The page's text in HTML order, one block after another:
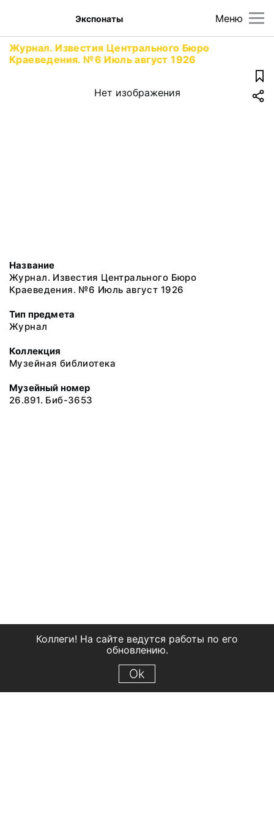
Меню
Экспонаты
Журнал. Известия Центрального Бюро
Краеведения. №6 Июль август 1926
Нет изображения
Название
Журнал. Известия Центрального Бюро
Краеведения. №6 Июль август 1926
Тип предмета
Журнал
Коллекция
Музейная библиотека
Музейный номер
26.891. Биб-3653
Коллеги! На сайте ведутся работы по его
обновлению.
Ok